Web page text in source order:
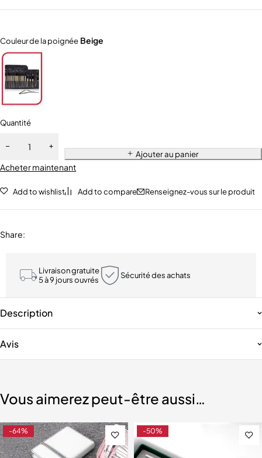
Couleur de la poignée Beige
Quantité
Ajouter au panier
Acheter maintenant
Add to wishlist Add to compare Renseignez-vous sur le produit
Share:
Livraison gratuite
5 à 9 jours ouvrés
Sécurité des achats
Description
Avis
Vous aimerez peut-être aussi…
-64% -50%